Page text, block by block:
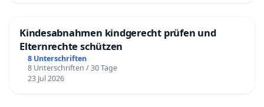
Kindesabnahmen kindgerecht prüfen und
Elternrechte schützen
8 Unterschriften
8 Unterschriften / 30 Tage
23 Jul 2026